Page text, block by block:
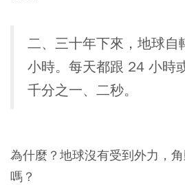
二、三十年下來，地球
小時。每天都跟 24 小時
千分之一、二秒。
為什麼？地球沒有受到外力，
嗎？